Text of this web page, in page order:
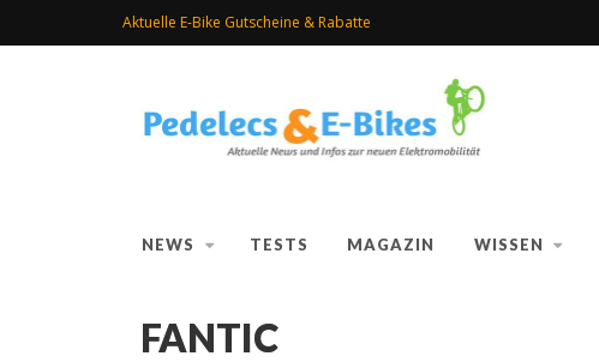
Aktuelle E-Bike Gutscheine & Rabatte
NEWS TESTS MAGAZIN WISSEN
FANTIC